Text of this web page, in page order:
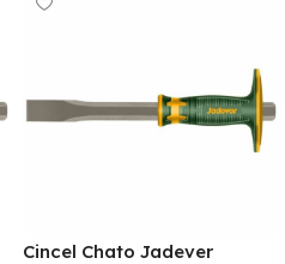
Cincel Chato Jadever